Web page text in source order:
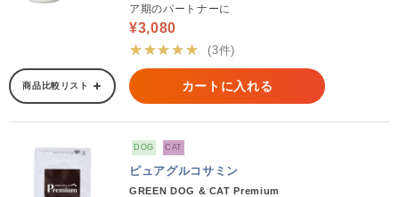
ア期のパートナーに
¥3,080
★★★★★
(3件)
商品比較リスト カートに入れる
DOG CAT
ピュアグルコサミン
GREEN DOG & CAT Premium